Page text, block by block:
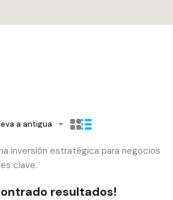
a antigua
inversión estratégica para negocios
clave.
resultados!